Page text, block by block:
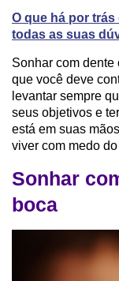
O que há por
todas as suas
Sonhar com
que você deve
levantar sempre
seus objetivos e
está em suas
viver com medo
Sonhar
boca